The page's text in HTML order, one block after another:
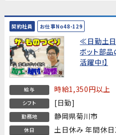
契約社員 お仕事No48-129
≪日勤土
ボット部品
活躍中!】
給与 時給1,350円以上
シフト [日勤]
勤務地 静岡県菊川市
休日 土日休み 年間休